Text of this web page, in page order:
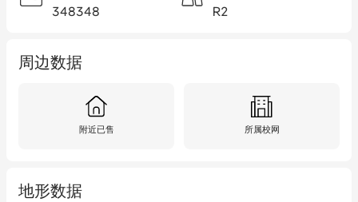
348348
R2
周边数据
附近已售 所属校网
地形数据